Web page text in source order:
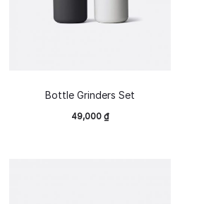
Bottle Grinders Set
49,000₫